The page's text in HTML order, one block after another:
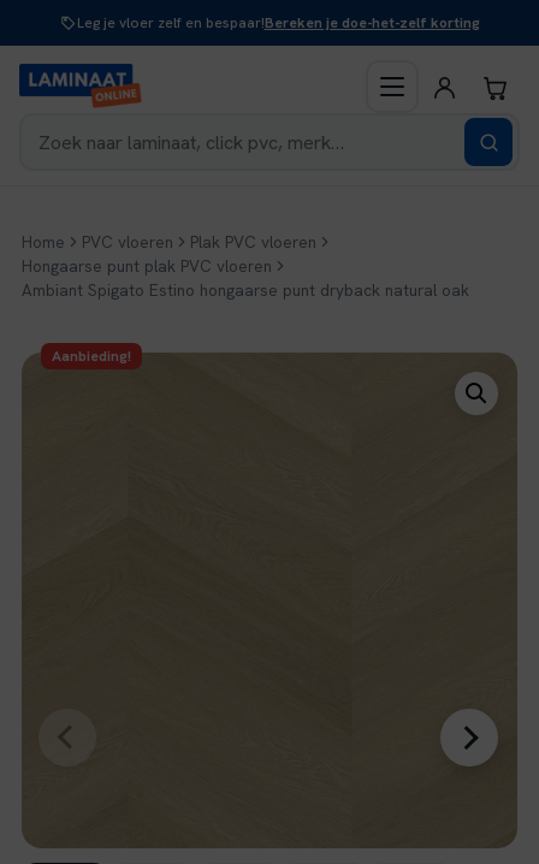
inhoud
Leg je vloer zelf en bespaar!Bereken je doe-het-zelf korting
Home PVC vloeren
Plak PVC vloeren
Hongaarse punt plak PVC vloeren
Ambiant Spigato Estino hongaarse punt dryback natural oak
Aanbieding!